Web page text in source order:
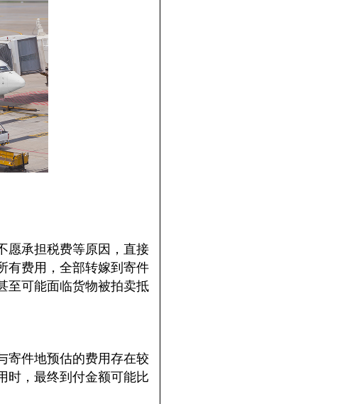
承担税费等原因，直接
有费用，全部转嫁到寄件
至可能面临货物被拍卖抵
件地预估的费用存在较
时，最终到付金额可能比